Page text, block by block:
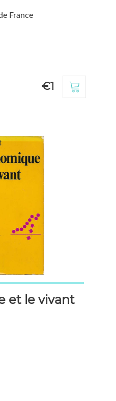
France
€1
et le vivant